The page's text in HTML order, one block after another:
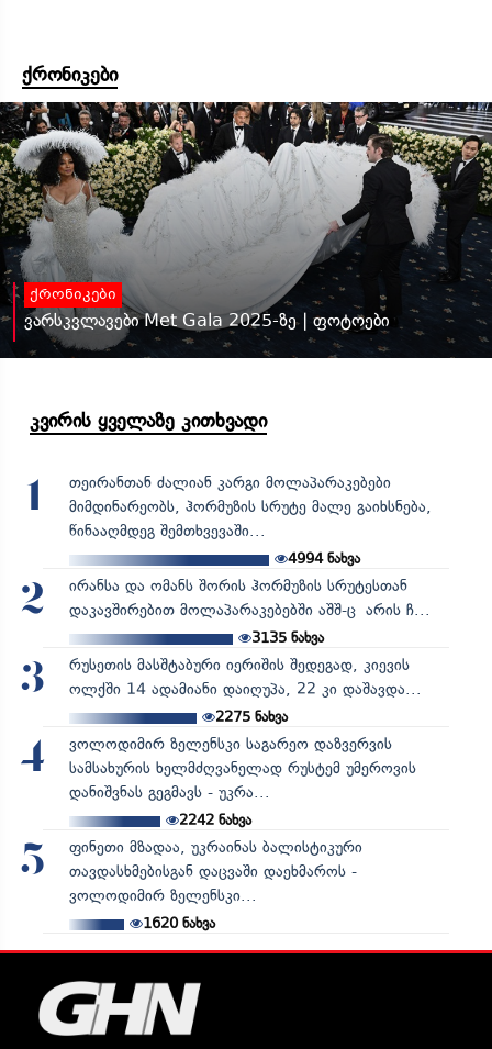
ქრონიკები
ქრონიკები
ვარსკვლავები Met Gala 2025-ზე | ფოტოები
კვირის ყველაზე კითხვადი
1
თეირანთან ძალიან კარგი მოლაპარაკებები
მიმდინარეობს, ჰორმუზის სრუტე მალე გაიხსნება,
წინააღმდეგ შემთხვევაში...
4994ნახვა
2
ირანსა და ომანს შორის ჰორმუზის სრუტესთან
დაკავშირებით მოლაპარაკებებში აშშ-ც არის ჩ...
3135ნახვა
3
რუსეთის მასშტაბური იერიშის შედეგად, კიევის
ოლქში 14 ადამიანი დაიღუპა, 22 კი დაშავდა...
2275ნახვა
4
ვოლოდიმირ ზელენსკი საგარეო დაზვერვის
სამსახურის ხელმძღვანელად რუსტემ უმეროვის
დანიშვნას გეგმავს - უკრა...
2242ნახვა
5
ფინეთი მზადაა, უკრაინას ბალისტიკური
თავდასხმებისგან დაცვაში დაეხმაროს -
ვოლოდიმირ ზელენსკი...
1620ნახვა